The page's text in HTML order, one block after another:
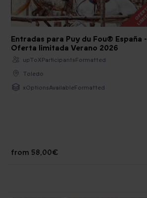
Entradas para Puy du Fou® España -
Oferta limitada Verano 2026
upToXParticipantsFormatted
Toledo
xOptionsAvailableFormatted
from 58,00€